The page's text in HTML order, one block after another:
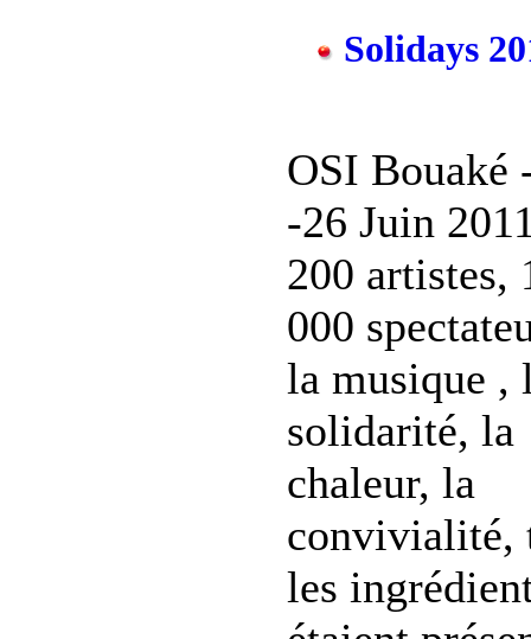
Solidays
OSI Bouaké
-26 Juin
200 artistes,
000
la musique ,
solidarité, la
chaleur, la
convivialité,
les